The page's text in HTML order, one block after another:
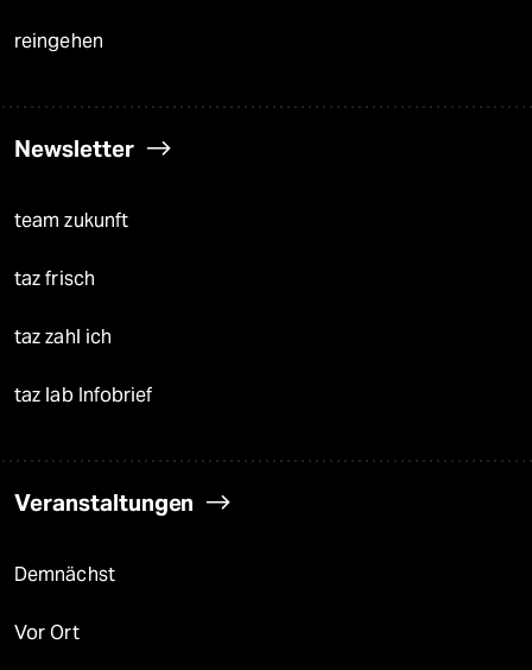
reingehen
Newsletter
team zukunft
taz frisch
taz zahl ich
taz lab Infobrief
Veranstaltungen
Demnächst
Vor Ort